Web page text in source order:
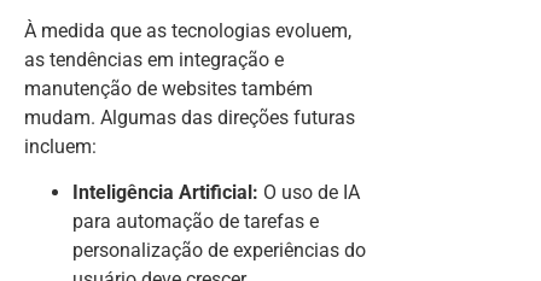
À medida que as tecnologias evoluem,
as tendências em integração e
manutenção de websites também
mudam. Algumas das direções futuras
incluem:
Inteligência Artificial: O uso de IA
para automação de tarefas e
personalização de experiências do